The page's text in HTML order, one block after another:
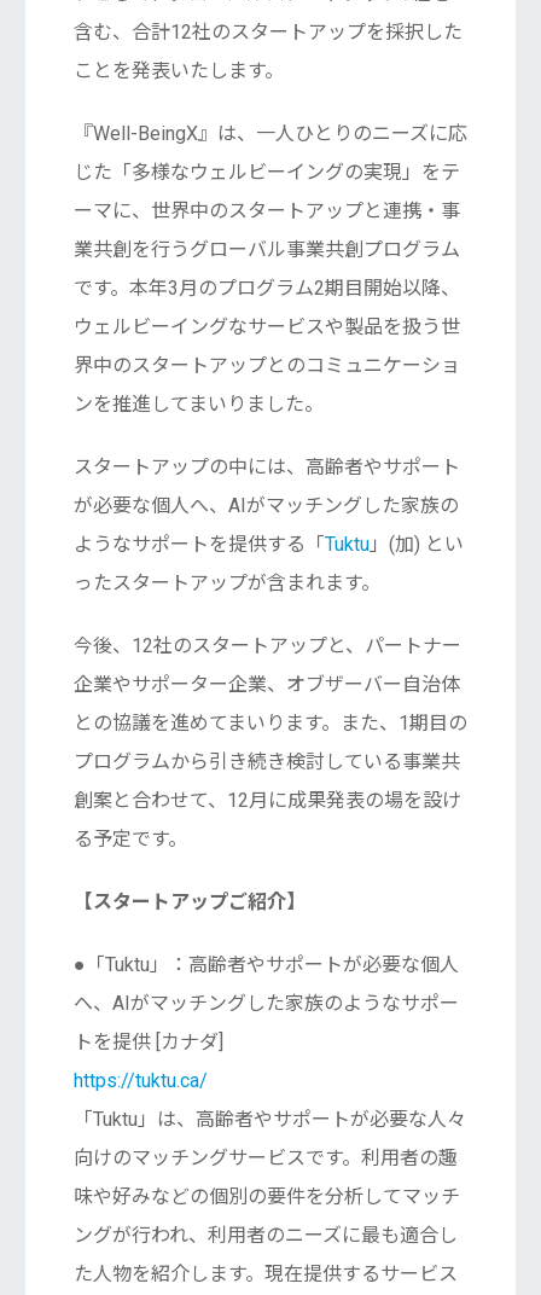
含む、合計12社のスタートアップを採択した
ことを発表いたします。
『Well-BeingX』は、一人ひとりのニーズに応
じた「多様なウェルビーイングの実現」をテ
ーマに、世界中のスタートアップと連携・事
業共創を行うグローバル事業共創プログラム
です。本年3月のプログラム2期目開始以降、
ウェルビーイングなサービスや製品を扱う世
界中のスタートアップとのコミュニケーショ
ンを推進してまいりました。
スタートアップの中には、高齢者やサポート
が必要な個人へ、AIがマッチングした家族の
ようなサポートを提供する「Tuktu」(加) とい
ったスタートアップが含まれます。
今後、12社のスタートアップと、パートナー
企業やサポーター企業、オブザーバー自治体
との協議を進めてまいります。また、1期目の
プログラムから引き続き検討している事業共
創案と合わせて、12月に成果発表の場を設け
る予定です。
【スタートアップご紹介】
●「Tuktu」：高齢者やサポートが必要な個人
へ、AIがマッチングした家族のようなサポー
トを提供 [カナダ]
https://tuktu.ca/
「Tuktu」は、高齢者やサポートが必要な人々
向けのマッチングサービスです。利用者の趣
味や好みなどの個別の要件を分析してマッチ
ングが行われ、利用者のニーズに最も適合し
た人物を紹介します。現在提供するサービス